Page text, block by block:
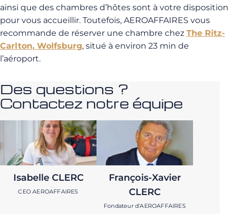
ainsi que des chambres d’hôtes sont à votre disposition
pour vous accueillir. Toutefois, AEROAFFAIRES vous
recommande de réserver une chambre chez The Ritz-
Carlton, Wolfsburg, situé à environ 23 min de
l’aéroport.
Des questions ?
Contactez notre équipe
Isabelle CLERC
CEO AEROAFFAIRES
François-Xavier
CLERC
Fondateur d’AEROAFFAIRES